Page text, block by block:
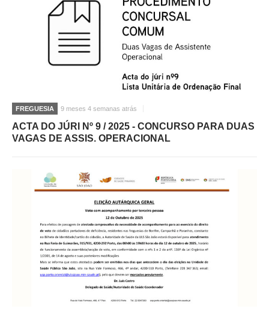
FREGUESIA 9 meses 4 semanas atrás
ACTA DO JÚRI Nº 9 / 2025 - CONCURSO PARA DUAS
VAGAS DE ASSIS. OPERACIONAL